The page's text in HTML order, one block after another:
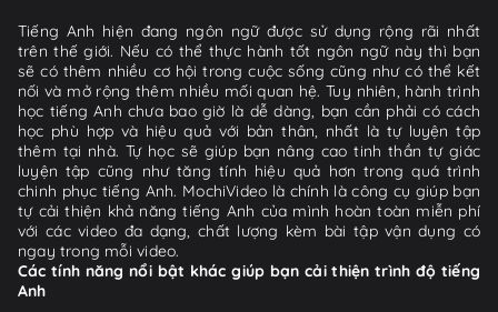
Tiếng Anh hiện đang ngôn ngữ được sử dụng rộng rãi nhất
trên thế giới. Nếu có thể thực hành tốt ngôn ngữ này thì bạn
sẽ có thêm nhiều cơ hội trong cuộc sống cũng như có thể kết
nối và mở rộng thêm nhiều mối quan hệ. Tuy nhiên, hành trình
học tiếng Anh chưa bao giờ là dễ dàng, bạn cần phải có cách
học phù hợp và hiệu quả với bản thân, nhất là tự luyện tập
thêm tại nhà. Tự học sẽ giúp bạn nâng cao tinh thần tự giác
luyện tập cũng như tăng tính hiệu quả hơn trong quá trình
chinh phục tiếng Anh. MochiVideo là chính là công cụ giúp bạn
tự cải thiện khả năng tiếng Anh của mình hoàn toàn miễn phí
với các video đa dạng, chất lượng kèm bài tập vận dụng có
ngay trong mỗi video.
Các tính năng nổi bật khác giúp bạn cải thiện trình độ tiếng
Anh